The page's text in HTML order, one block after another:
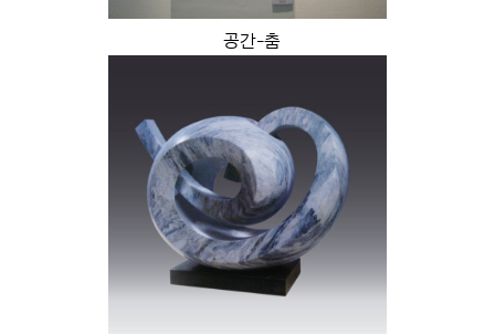
공간-춤